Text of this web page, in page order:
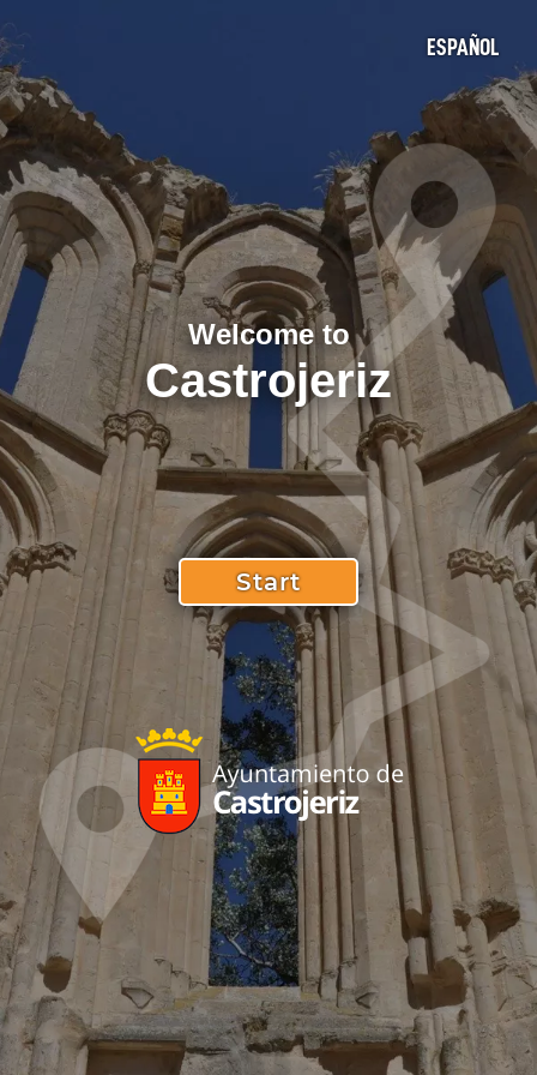
Welcome to
Castrojeriz
Start
ESPAÑOL